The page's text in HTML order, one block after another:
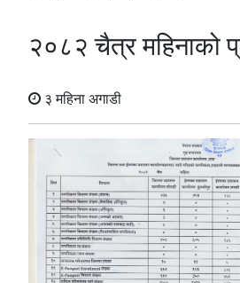
२०८२ चैत्र महिनाको
३ महिना अगाडी